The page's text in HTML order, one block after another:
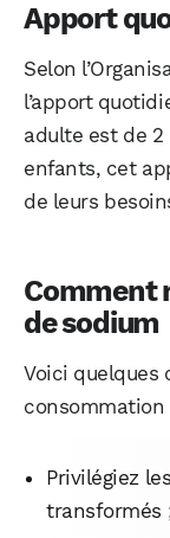
Apport
Selon
l’apport
adulte est de 2
enfants, cet
de leurs
Comment
de sodium
Voici quelques
consommation
Privilégiez
transformés